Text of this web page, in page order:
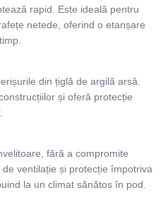
rapid. Este ideală pentru
netede, oferind o etanșare
din țiglă de argilă arsă.
și oferă protecție
fără a compromite
ventilație și protecție împotriva
la un climat sănătos în pod.